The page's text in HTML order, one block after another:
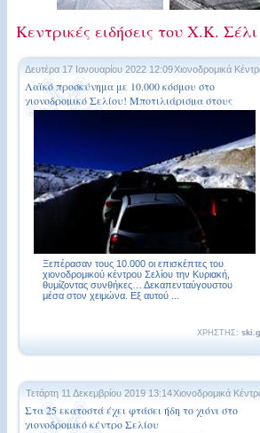
Κεντρικές ειδήσεις του Χ.Κ. Σέλι
Δευτέρα 17 Ιανουαρίου 2022 12:09Χιονοδρομικά
Λαϊκό προσκύνημα με 10.000 κόσμου στο
χιονοδρομικό Σελίου! Μποτιλιάρισμα στους
δρόμους
Ξεπέρασαν τους 10.000 οι επισκέπτες του
χιονοδρομικού κέντρου Σελίου την Κυριακή,
θυμίζοντας συνθήκες… Δεκαπενταύγουστου
μέσα στον χειμώνα. Εξ αυτού ...
ΧΡΗΣΤΗΣ:
Τετάρτη 11 Δεκεμβρίου 2019 13:14Χιονοδρομικά
Στα 25 εκατοστά έχει φτάσει ήδη το χιόνι στο
χιονοδρομικό κέντρο Σελίου